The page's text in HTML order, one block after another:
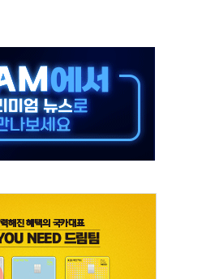
목소리 내야"
견
전 고조